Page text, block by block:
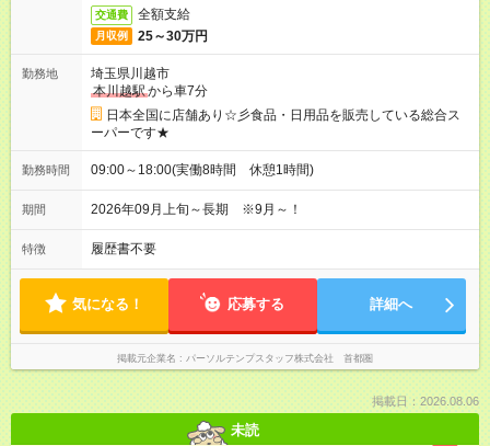
交通費 全額支給
月収例 25～30万円
勤務地
埼玉県川越市
本川越駅から車7分
日本全国に店舗あり☆彡食品・日用品を販売している総合ス
ーパーです★
勤務時間 09:00～18:00(実働8時間 休憩1時間)
期間 2026年09月上旬～長期 ※9月～！
特徴 履歴書不要
気になる！ 応募する 詳細へ
掲載元企業名 パーソルテンプスタッフ株式会社 首都圏
掲載日：2026.08.06
未読